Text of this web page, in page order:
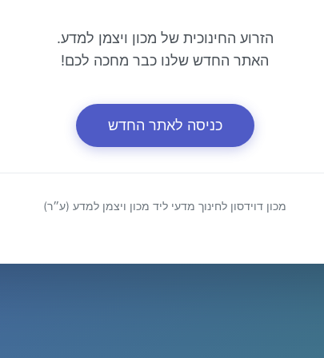
הזרוע החינוכית של מכון ויצמן למדע.
האתר החדש שלנו כבר מחכה לכם!
כניסה לאתר החדש
מכון דוידסון לחינוך מדעי ליד מכון ויצמן למדע (ע״ר)